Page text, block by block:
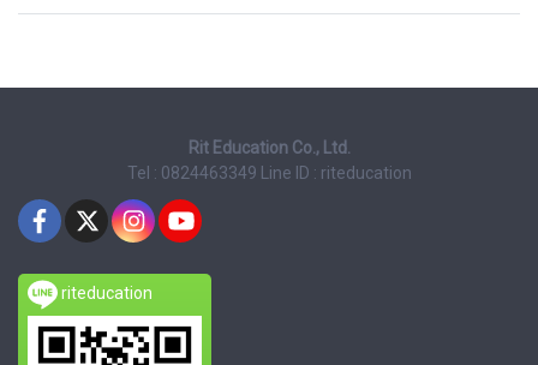
Rit Education Co., Ltd.
Tel : 0824463349
Line ID : riteducation
riteducation